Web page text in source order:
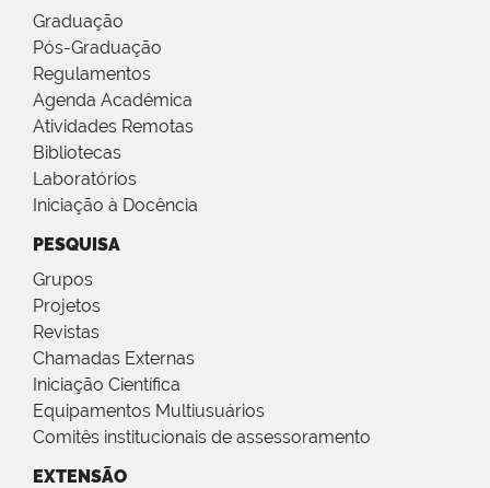
Graduação
Pós-Graduação
Regulamentos
Agenda Acadêmica
Atividades Remotas
Bibliotecas
Laboratórios
Iniciação à Docência
PESQUISA
Grupos
Projetos
Revistas
Chamadas Externas
Iniciação Científica
Equipamentos Multiusuários
Comitês institucionais de assessoramento
EXTENSÃO